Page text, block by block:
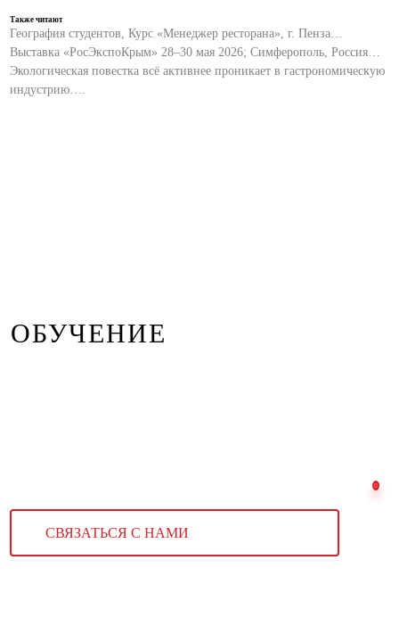
Также читают
География студентов, Курс «Менеджер ресторана», г. Пенза…
Выставка «РосЭкспоКрым» 28–30 мая 2026; Симферополь, Россия…
Экологическая повестка всё активнее проникает в гастрономическую
индустрию….
ОБУЧЕНИЕ
СВЯЗАТЬСЯ С НАМИ